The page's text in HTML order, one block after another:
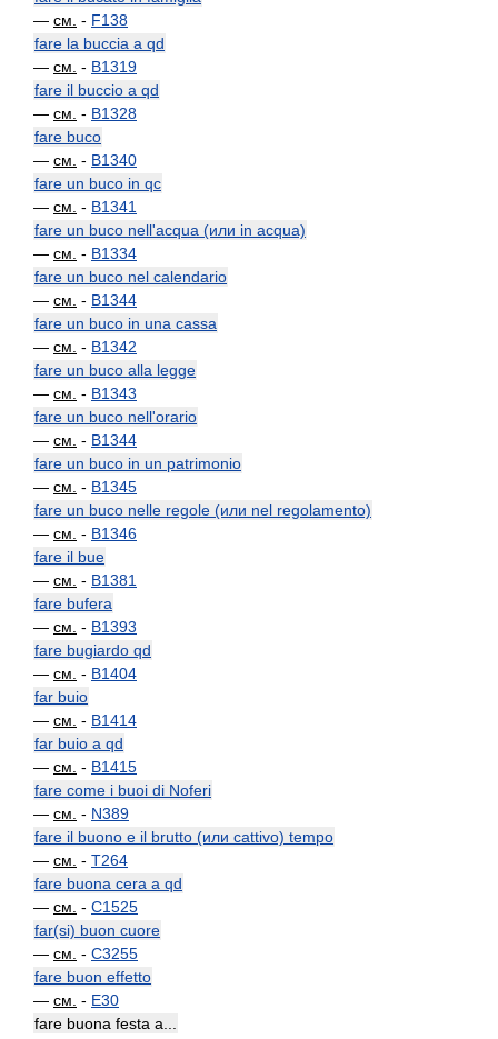
— см. - F138
fare la buccia a qd
— см. - B1319
fare il buccio a qd
— см. - B1328
fare buco
— см. - B1340
fare un buco in qc
— см. - B1341
fare un buco nell'acqua (или in acqua)
— см. - B1334
fare un buco nel calendario
— см. - B1344
fare un buco in una cassa
— см. - B1342
fare un buco alla legge
— см. - B1343
fare un buco nell'orario
— см. - B1344
fare un buco in un patrimonio
— см. - B1345
fare un buco nelle regole (или nel regolamento)
— см. - B1346
fare il bue
— см. - B1381
fare bufera
— см. - B1393
fare bugiardo qd
— см. - B1404
far buio
— см. - B1414
far buio a qd
— см. - B1415
fare come i buoi di Noferi
— см. - N389
fare il buono e il brutto (или cattivo) tempo
— см. - T264
fare buona cera a qd
— см. - C1525
far(si) buon cuore
— см. - C3255
fare buon effetto
— см. - E30
fare buona festa a...